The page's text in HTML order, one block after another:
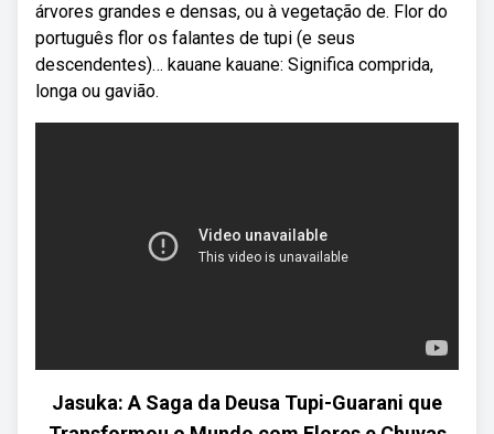
árvores grandes e densas, ou à vegetação de. Flor do
português flor os falantes de tupi (e seus
descendentes)… kauane kauane: Significa comprida,
longa ou gavião.
Jasuka: A Saga da Deusa Tupi-Guarani que